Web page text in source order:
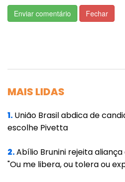
Além da possibilidade
mesmo nome.
Tangará da Serra ainda
nota que desde o
de 12 mil doses da
Enviar comentário Fechar
MAIS LIDAS
1.União Brasil abdica de
escolhe Pivetta
2.Abílio Brunini rejeita aliança
"Ou me libera, ou tolera ou